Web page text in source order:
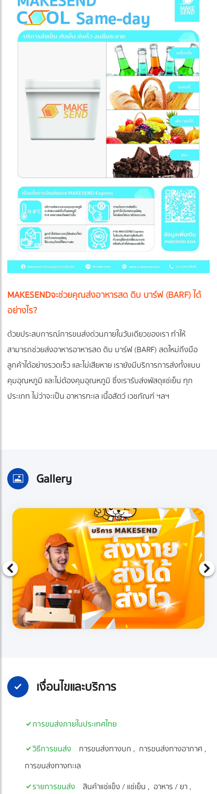
MAKESENDจะช่วยคุณส่งอาหารสด ดิบ บาร์ฟ (BARF) ได้
อย่างไร?
ด้วยประสบการณ์การขนส่งด่วนภายในวันเดียวของเรา ทำให้
สามารถช่วยส่งอาหารอาหารสด ดิบ บาร์ฟ (BARF) สดใหม่ถึงมือ
ลูกค้าได้อย่างรวดเร็ว และไม่เสียหาย เรายังมีบริการการส่งทั้งแบบ
คุมอุณหภูมิ และไม่ต้องคุมอุณหภูมิ ซึ่งเรารับส่งพัสดุแช่เย็น ทุก
ประเภท ไม่ว่าจะเป็น อาหารทะเล เนื้อสัตว์ เวชภัณฑ์ ฯลฯ
Gallery
เงื่อนไขและบริการ
การขนส่งภายในประเทศไทย
วิธีการขนส่ง
การขนส่งทางบก
การขนส่งทางอากาศ
การขนส่งทางทะเล
รายการขนส่ง
สินค้าแช่แข็ง / แช่เย็น
อาหาร / ยา